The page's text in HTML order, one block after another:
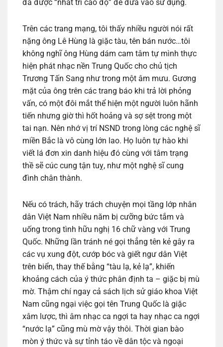
đã được “nhất trí cao độ” để đưa vào sử dụng.
Trên các trang mạng, tôi thấy nhiều người nói rất
nặng ông Lê Hùng là giặc tàu, tên bán nước…tôi
không nghĩ ông Hùng dám cam tâm tự mình thực
hiện phát nhạc nền Trung Quốc cho chủ tịch
Trương Tấn Sang như trong một âm mưu. Gương
mặt của ông trên các trang báo khi trả lời phỏng
vấn, có một đôi mắt thể hiện một người luôn hãnh
tiến nhưng giờ thì hốt hoảng và sợ sệt trong một
tai nạn. Nên nhớ vị trí NSND trong lòng các nghệ sĩ
miền Bắc là vô cùng lớn lao. Họ luôn tự hào khi
viết lá đơn xin danh hiệu đó cùng với tâm trạng
thề sẽ cúc cung tận tuỵ, như một nghệ sĩ cung
đình chân thành.
Nếu có trách, hãy trách chuyện mọi tầng lớp nhân
dân Việt Nam nhiều năm bị cưỡng bức tắm và
uống trong tình hữu nghị 16 chữ vàng với Trung
Quốc. Những lần tránh né gọi thẳng tên kẻ gây ra
các vụ xung đột, cướp bóc và giết ngư dân Việt
trên biển, thay thế bằng “tàu lạ, kẻ lạ”, khiến
khoảng cách của ý thức phân định ta – giặc bị mù
mờ. Thậm chí ngay cả sách lịch sử giáo khoa Việt
Nam cũng ngại việc gọi tên Trung Quốc là giặc
xâm lược, thì âm nhạc ca ngợi ta hay nhạc ca ngợi
“nước lạ” cũng mù mờ vậy thôi. Thời gian bào
mòn ý thức và sự tỉnh táo về dân tộc và ngoại